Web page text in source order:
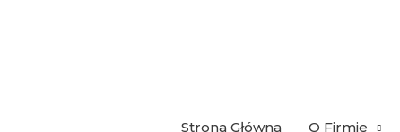
Strona Główna O Firmie